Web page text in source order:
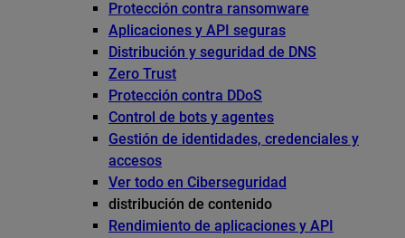
Protección contra ransomware
Aplicaciones y API seguras
Distribución y seguridad de DNS
Zero Trust
Protección contra DDoS
Control de bots y agentes
Gestión de identidades, credenciales y
accesos
Ver todo en Ciberseguridad
distribución de contenido
Rendimiento de aplicaciones y API